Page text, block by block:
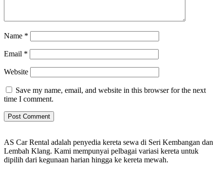
Name *
Email *
Website
Save my name, email, and website in this browser for the next
time I comment.
AS Car Rental adalah penyedia kereta sewa di Seri Kembangan dan
Lembah Klang. Kami mempunyai pelbagai variasi kereta untuk
dipilih dari kegunaan harian hingga ke kereta mewah.